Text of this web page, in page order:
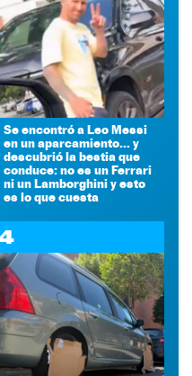
Se encontró a Leo Messi
en un aparcamiento... y
descubrió la bestia que
conduce: no es un Ferrari
ni un Lamborghini y esto
es lo que cuesta